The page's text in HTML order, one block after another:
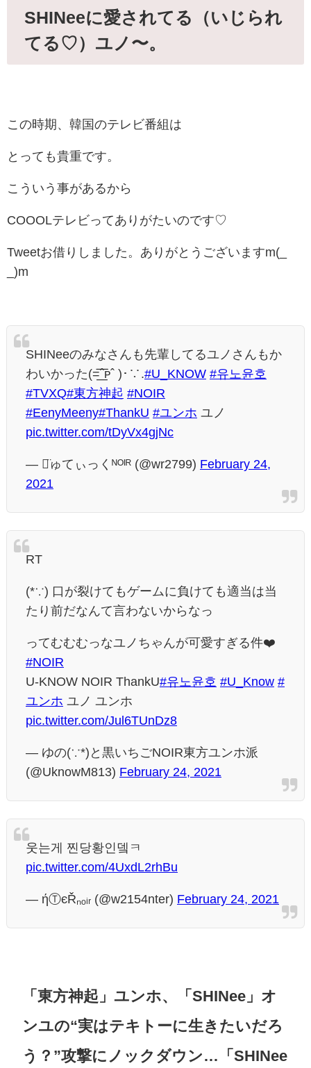
SHINeeに愛されてる（いじられ
てる♡）ユノ〜。
この時期、韓国のテレビ番組は
とっても貴重です。
こういう事があるから
COOOLテレビってありがたいのです♡
Tweetお借りしました。ありがとうございますm(_
_)m
SHINeeのみなさんも先輩してるユノさんもか
わいかった(=͟͟͞͞ˆᴘˆ )･∵.#U_KNOW #유노윤호
#TVXQ#東方神起 #NOIR
#EenyMeeny#ThankU #ユンホ ユノ
pic.twitter.com/tDyVx4gjNc
— し̈ゅてぃっくᴺᴼᴵᴿ (@wr2799) February 24,
2021
RT
(*∵) 口が裂けてもゲームに負けても適当は当
たり前だなんて言わないからなっ
ってむむむっなユノちゃんが可愛すぎる件❤️
#NOIR
U-KNOW NOIR ThankU#유노윤호 #U_Know #
ユンホ ユノ ユンホ
pic.twitter.com/Jul6TUnDz8
— ゆの(∵*)と黒いちごNOIR東方ユンホ派
(@UknowM813) February 24, 2021
웃는게 찐당황인뎈ㅋ
pic.twitter.com/4UxdL2rhBu
— ήⓉєŘₙₒᵢᵣ (@w2154nter) February 24, 2021
「東方神起」ユンホ、「SHINee」オ
ンユの“実はテキトーに生きたいだろ
う？”攻撃にノックダウン…「SHINee